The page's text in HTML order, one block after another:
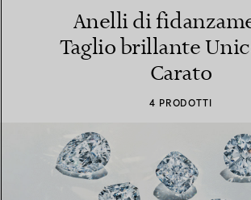
Anelli di
Taglio brillante
Carato
4 PRODOTTI